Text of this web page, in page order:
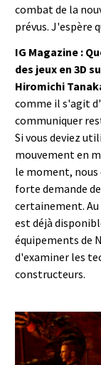
combat de la
prévus. J'espère
IG Magazine :
des jeux en 3D
Hiromichi
comme il s'agit
communiquer
Si vous deviez
mouvement en
le moment, nous
forte demande
certainement. Au
est déjà
équipements de
d'examiner les
constructeurs.